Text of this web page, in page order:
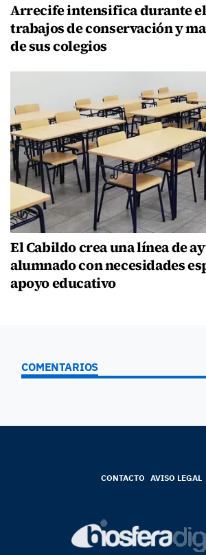
Arrecife intensifica durante
trabajos de conservación y
de sus colegios
El Cabildo crea una línea de
alumnado con necesidades
apoyo educativo
COMENTARIOS
CONTACTO AVISO LEGAL